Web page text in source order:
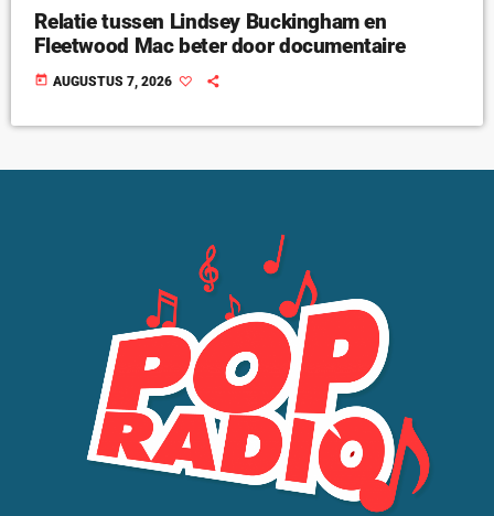
Relatie tussen Lindsey Buckingham en
Fleetwood Mac beter door documentaire
today AUGUSTUS 7, 2026